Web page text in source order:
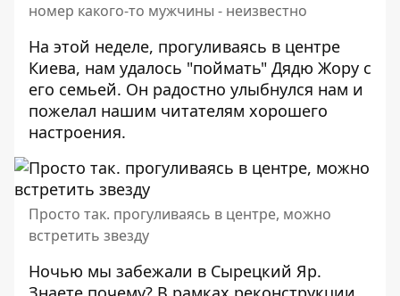
номер какого-то мужчины - неизвестно
На этой неделе, прогуливаясь в центре
Киева, нам удалось "поймать" Дядю Жору с
его семьей. Он радостно улыбнулся нам и
пожелал нашим читателям хорошего
настроения.
Просто так. прогуливаясь в центре, можно
встретить звезду
Ночью мы забежали в Сырецкий Яр.